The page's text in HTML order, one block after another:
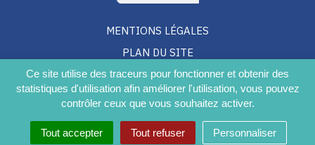
Ce site utilise des traceurs pour fonctionner et obtenir des
statistiques d'utilisation afin améliorer l'utilisation, vous pouvez
contrôler ceux que vous souhaitez activer.
Tout accepter Tout refuser Personnaliser
MENTIONS LÉGALES
PLAN DU SITE
CRÉDITS
ACCESSIBILITÉ DU SITE